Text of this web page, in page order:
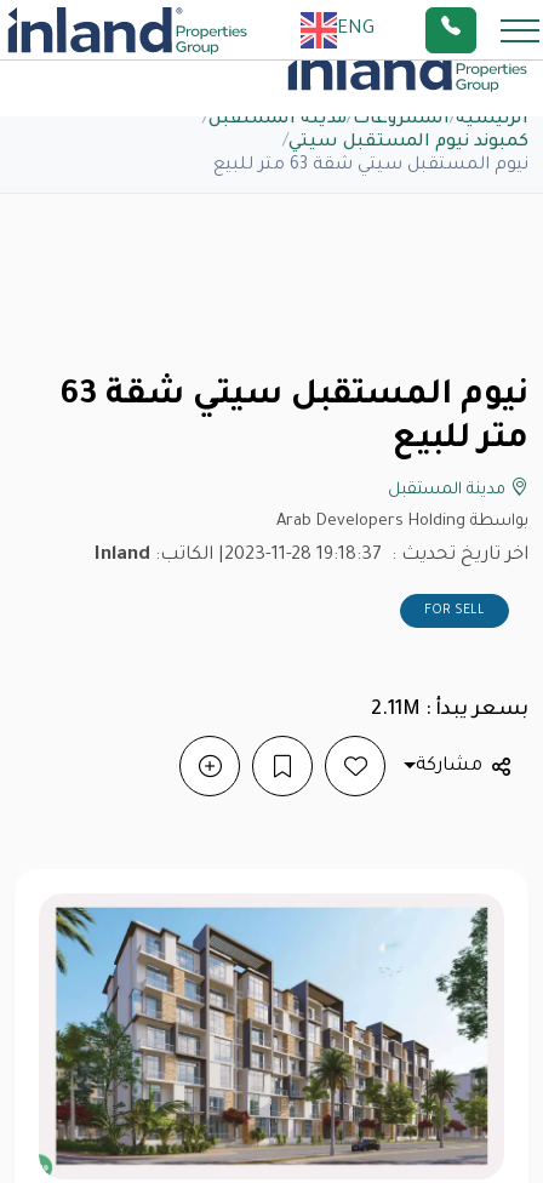
ENG
الرئيسية/المشروعات/مدينة المستقبل/
كمبوند نيوم المستقبل سيتي/
نيوم المستقبل سيتي شقة 63 متر للبيع
نيوم المستقبل سيتي شقة 63
متر للبيع
مدينة المستقبل
بواسطة Arab Developers Holding
اخر تاريخ تحديث : 2023-11-28 19:18:37 | الكاتب: Inland
FOR SELL
بسعر يبدأ : 2.11M
مشاركة